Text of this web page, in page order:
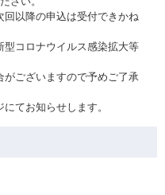
以降の申込は受付できかね
コロナウイルス感染拡大等
ございますので予めご了承
てお知らせします。